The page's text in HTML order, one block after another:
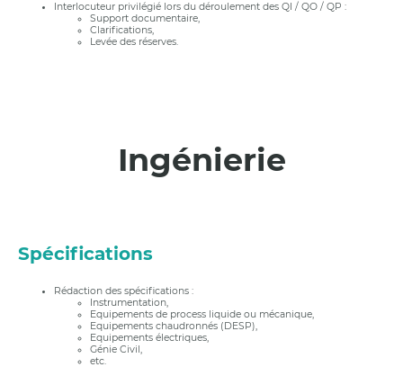
Interlocuteur privilégié lors du déroulement des QI / QO / QP :
Support documentaire,
Clarifications,
Levée des réserves.
Ingénierie
Spécifications
Rédaction des spécifications :
Instrumentation,
Equipements de process liquide ou mécanique,
Equipements chaudronnés (DESP),
Equipements électriques,
Génie Civil,
etc.